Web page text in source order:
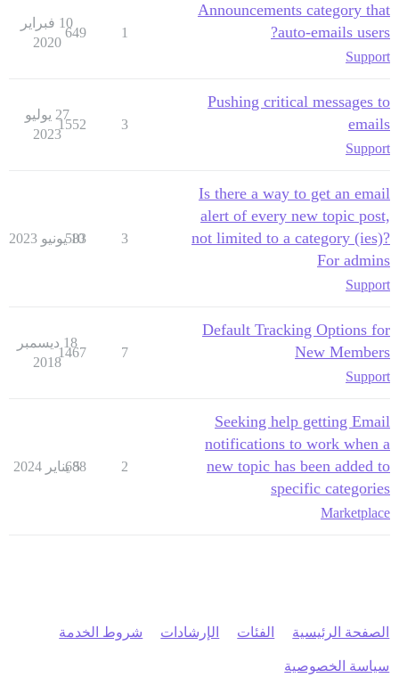
Announcements category that
auto-emails users?
Support
1
649
10 فبراير
2020
Pushing critical messages to
emails
Support
3
1552
27 يوليو
2023
Is there a way to get an email
alert of every new topic post,
not limited to a category (ies)?
For admins
Support
3
583
10 يونيو 2023
Default Tracking Options for
New Members
Support
7
1467
18 ديسمبر
2018
Seeking help getting Email
notifications to work when a
new topic has been added to
specific categories
Marketplace
2
688
5 يناير 2024
الصفحة الرئيسية الفئات الإرشادات شروط الخدمة
سياسة الخصوصية